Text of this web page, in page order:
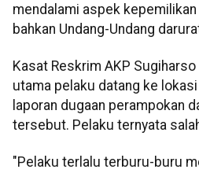
mendalami aspek
bahkan Undang-Undang
Kasat Reskrim AKP
utama pelaku datang ke
laporan dugaan perampokan
tersebut. Pelaku ternyata
"Pelaku terlalu terburu-buru